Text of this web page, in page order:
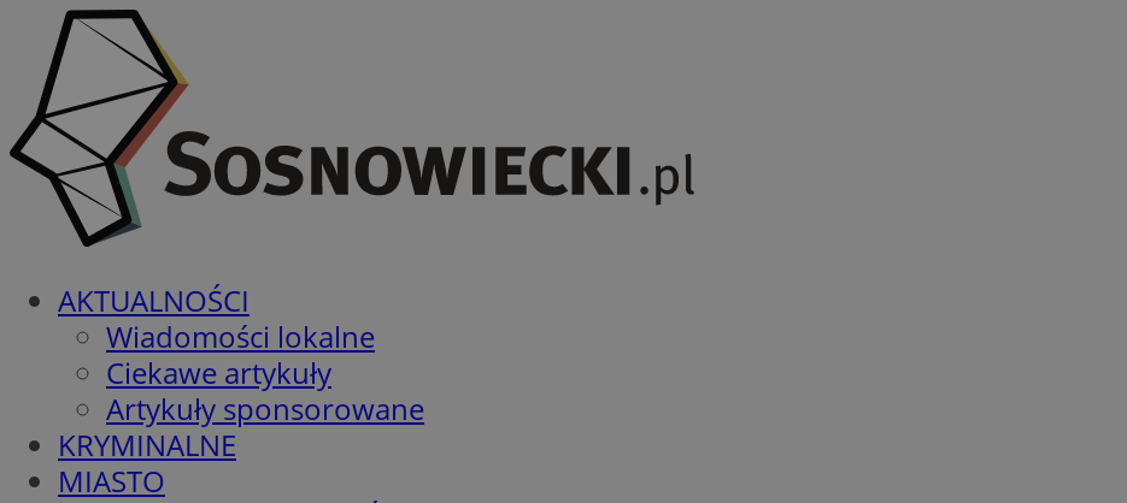
AKTUALNOŚCI
Wiadomości lokalne
Ciekawe artykuły
Artykuły sponsorowane
KRYMINALNE
MIASTO